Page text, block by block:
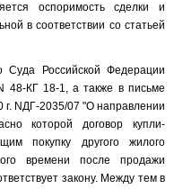
оспоримость сделки и
в соответствии со статьей
Суда Российской Федерации
КГ 18-1, а также в письме
NДГ-2035/07 "О направлении
которой договор купли-
покупку другого жилого
времени после продажи
закону. Между тем в